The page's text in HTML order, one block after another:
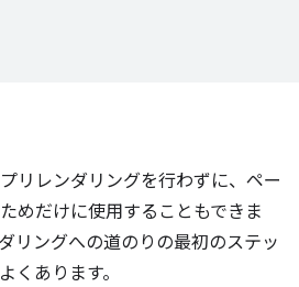
リレンダリングを行わずに、ペー
めだけに使用することもできま
リングへの道のりの最初のステッ
くあります。